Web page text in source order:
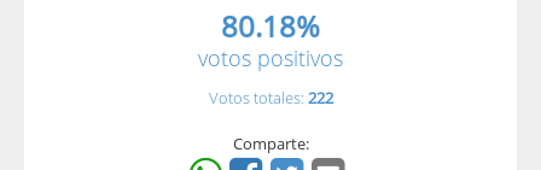
80.18%
votos positivos
Votos totales: 222
Comparte: